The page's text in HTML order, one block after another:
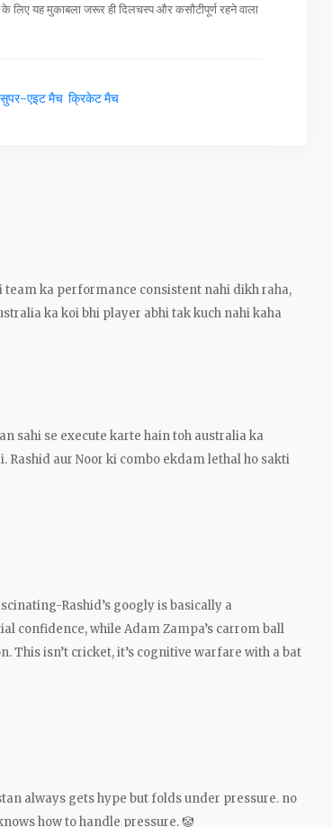
यह मुकाबला जरूर ही दिलचस्प और कसौटीपूर्ण रहने वाला
सुपर-एइट मैच क्रिकेट मैच
team ka performance consistent nahi dikh raha,
ka koi bhi player abhi tak kuch nahi kaha
sahi se execute karte hain toh australia ka
Rashid aur Noor ki combo ekdam lethal ho sakti
Rashid’s googly is basically a
confidence, while Adam Zampa’s carrom ball
This isn’t cricket, it’s cognitive warfare with a bat
always gets hype but folds under pressure. no
how to handle pressure. 🤡